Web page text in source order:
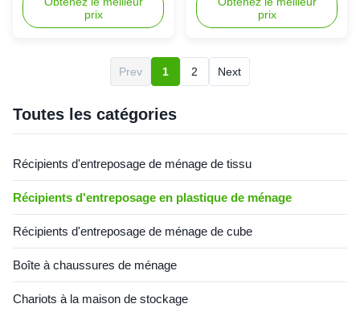
nique pour la cuisine La boîte
de rangement est une boîte
multifonctionnelle simple et
portative utilisée pour
pour le stockage distinct. Elle
peut ...
prix
d'articles divers
Sans compter que la
nourriture, vous de achat
articles divers à la maison de
stockage, comme la
prix
Prev 1 2 Next
Toutes les catégories
Récipients d'entreposage de ménage de tissu
Récipients d'entreposage en plastique de ménage
Récipients d'entreposage de ménage de cube
Boîte à chaussures de ménage
Chariots à la maison de stockage